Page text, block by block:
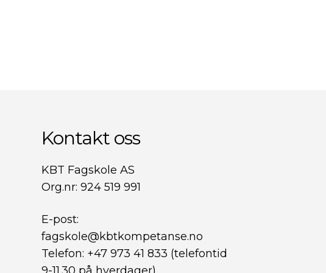
Kontakt oss
KBT Fagskole AS
Org.nr: 924 519 991
E-post:
fagskole@kbtkompetanse.no
Telefon: +47 973 41 833 (telefontid